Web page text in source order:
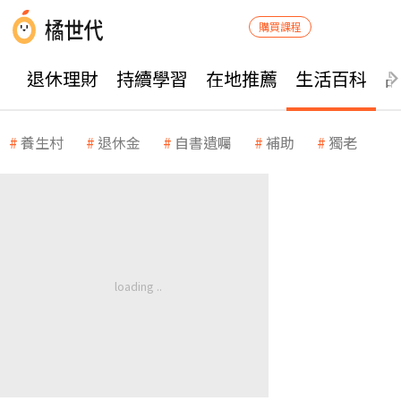
購買課程
退休理財 持續學習 在地推薦 生活百科
養生村 退休金 自書遺囑 補助 獨老